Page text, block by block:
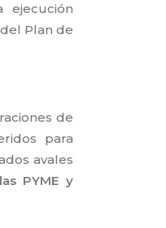
ejecución
Plan de
de
para
avales
PYME y